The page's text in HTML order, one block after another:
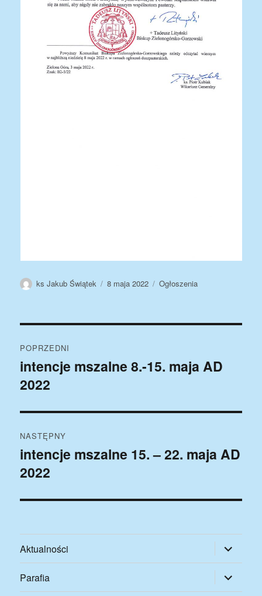
Autor
ks Jakub Świątek
Data
8 maja 2022 Kategorie
Ogłoszenia
wpisu
POPRZEDNI
Poprzedni
wpis:
intencje mszalne 8.-15. maja AD
2022
NASTĘPNY
Następny
wpis:
intencje mszalne 15. – 22. maja AD
2022
Aktualności rozwiń
menu
potomne
Parafia
rozwiń
menu
potomne